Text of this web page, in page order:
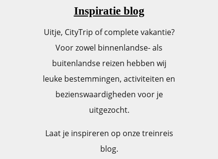
Inspiratie blog
Uitje, CityTrip of complete vakantie?
Voor zowel binnenlandse- als
buitenlandse reizen hebben wij
leuke bestemmingen, activiteiten en
bezienswaardigheden voor je
uitgezocht.
Laat je inspireren op onze treinreis
blog.